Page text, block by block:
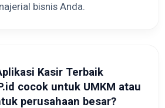
bisnis Anda.
Kasir Terbaik
cocok untuk UMKM atau
perusahaan besar?